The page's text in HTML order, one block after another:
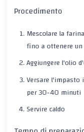
Procedimento
Mescolare la
fino a ottenere
Aggiungere l'olio
Versare l'impasto
per 30-40 minuti
Servire caldo